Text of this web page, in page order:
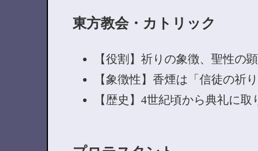
東方教会・カトリック
【役割】祈りの象徴、聖性の
【象徴性】香煙は「信徒の祈
【歴史】4世紀頃から典礼に